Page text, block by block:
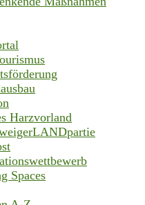
Harzvorland
Spaces